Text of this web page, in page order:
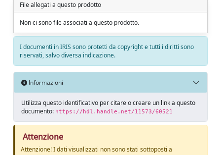
File allegati a questo prodotto
Non ci sono file associati a questo prodotto.
I documenti in IRIS sono protetti da copyright e tutti i diritti sono
riservati, salvo diversa indicazione.
Informazioni
Utilizza questo identificativo per citare o creare un link a questo
documento: https://hdl.handle.net/11573/60521
Attenzione
Attenzione! I dati visualizzati non sono stati sottoposti a